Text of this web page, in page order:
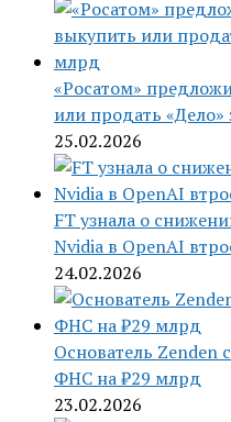
«Росатом»
или продать
25.02.2026
FT узнала о
Nvidia в OpenAI
24.02.2026
Основатель Zenden
ФНС на ₽29 млрд
23.02.2026